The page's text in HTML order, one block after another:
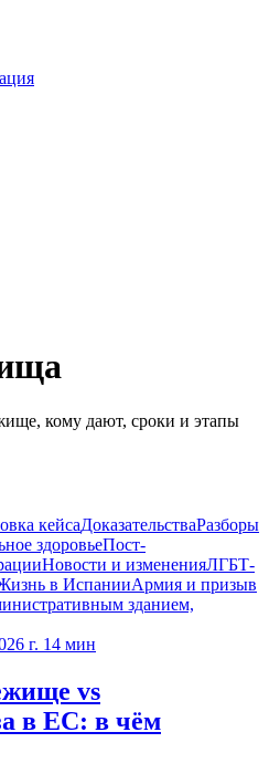
кому дают, сроки и этапы
кейсаДоказательстваРазборы
здоровьеПост-
Новости и измененияЛГБТ-
в ИспанииАрмия и призыв
г. 14 мин
vs
в ЕС: в чём